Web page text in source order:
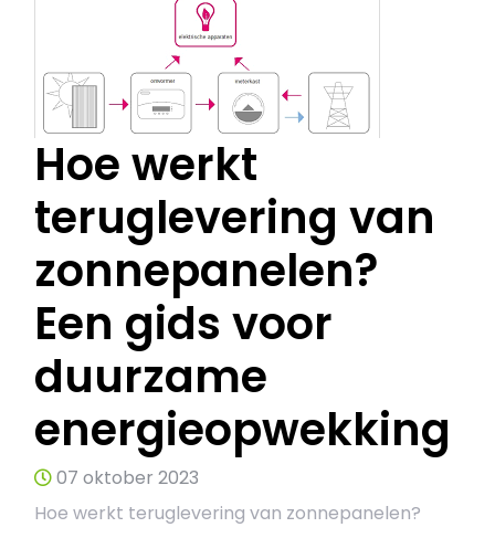
Hoe werkt
teruglevering van
zonnepanelen?
Een gids voor
duurzame
energieopwekking
07 oktober 2023
Hoe werkt teruglevering van zonnepanelen?